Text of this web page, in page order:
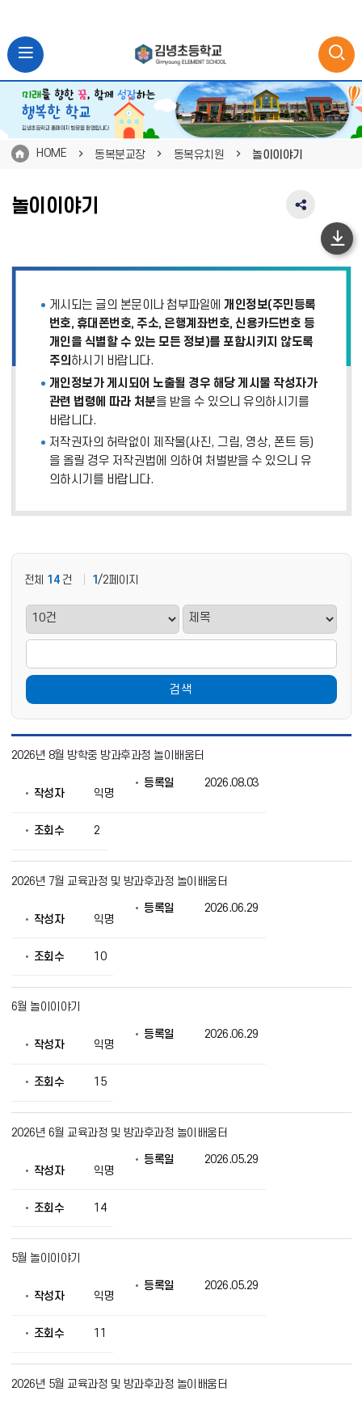
HOME 동복분교장 동복유치원 놀이이야기
놀이이야기
SNS
역
치
기
게시되는 글의 본문이나 첨부파일에 개인정보(주민등록
번호, 휴대폰번호, 주소, 은행계좌번호, 신용카드번호 등
개인을 식별할 수 있는 모든 정보)를 포함시키지 않도록
주의 하시기 바랍니다.
개인정보가 게시되어 노출될 경우 해당 게시물 작성자가
관련 법령에 따라 처분을 받을 수 있으니 유의하시기를
바랍니다.
저작권자의 허락없이 제작물(사진, 그림, 영상, 폰트 등)
을 올릴 경우 저작권법에 의하여 처벌받을 수 있으니 유
의하시기를 바랍니다.
전체 14 건 1 /2페이지
검색
이
로
번
호,
록
일,
2026년 8월 방학중 방과후과정 놀이배움터
작성자 익명
등록일 2026.08.03
조회수 2
2026년 7월 교육과정 및 방과후과정 놀이배움터
작성자 익명
등록일 2026.06.29
조회수 10
6월 놀이이야기
작성자 익명
등록일 2026.06.29
조회수 15
2026년 6월 교육과정 및 방과후과정 놀이배움터
작성자 익명
등록일 2026.05.29
조회수 14
5월 놀이이야기
작성자 익명
등록일 2026.05.29
조회수 11
2026년 5월 교육과정 및 방과후과정 놀이배움터
하
단